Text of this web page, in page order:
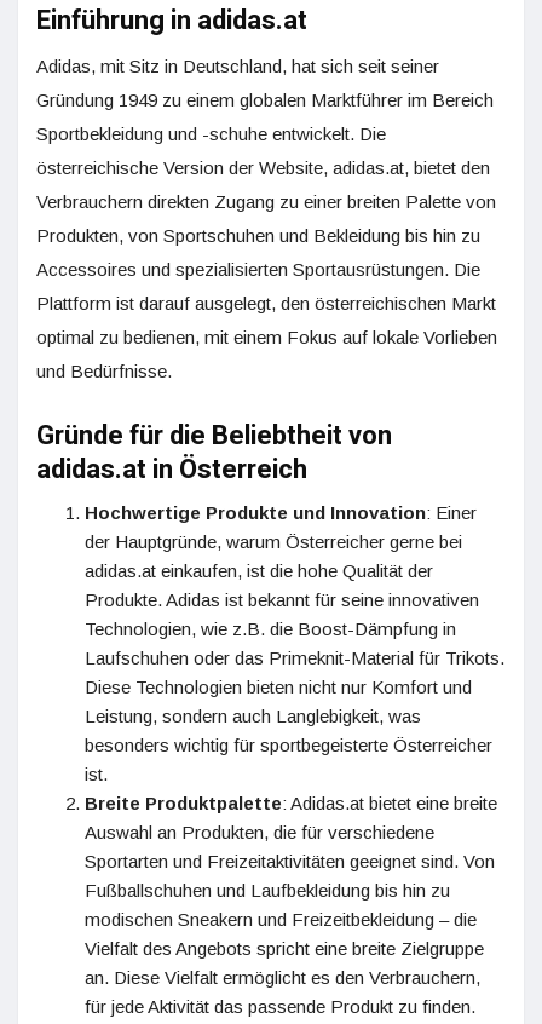
Einführung in adidas.at
Adidas, mit Sitz in Deutschland, hat sich seit seiner
Gründung 1949 zu einem globalen Marktführer im Bereich
Sportbekleidung und -schuhe entwickelt. Die
österreichische Version der Website, adidas.at, bietet den
Verbrauchern direkten Zugang zu einer breiten Palette von
Produkten, von Sportschuhen und Bekleidung bis hin zu
Accessoires und spezialisierten Sportausrüstungen. Die
Plattform ist darauf ausgelegt, den österreichischen Markt
optimal zu bedienen, mit einem Fokus auf lokale Vorlieben
und Bedürfnisse.
Gründe für die Beliebtheit von
adidas.at in Österreich
Hochwertige Produkte und Innovation: Einer
der Hauptgründe, warum Österreicher gerne bei
adidas.at einkaufen, ist die hohe Qualität der
Produkte. Adidas ist bekannt für seine innovativen
Technologien, wie z.B. die Boost-Dämpfung in
Laufschuhen oder das Primeknit-Material für Trikots.
Diese Technologien bieten nicht nur Komfort und
Leistung, sondern auch Langlebigkeit, was
besonders wichtig für sportbegeisterte Österreicher
ist.
Breite Produktpalette: Adidas.at bietet eine breite
Auswahl an Produkten, die für verschiedene
Sportarten und Freizeitaktivitäten geeignet sind. Von
Fußballschuhen und Laufbekleidung bis hin zu
modischen Sneakern und Freizeitbekleidung – die
Vielfalt des Angebots spricht eine breite Zielgruppe
an. Diese Vielfalt ermöglicht es den Verbrauchern,
für jede Aktivität das passende Produkt zu finden.